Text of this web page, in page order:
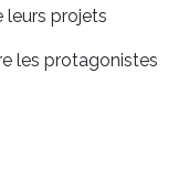
leurs projets
les protagonistes